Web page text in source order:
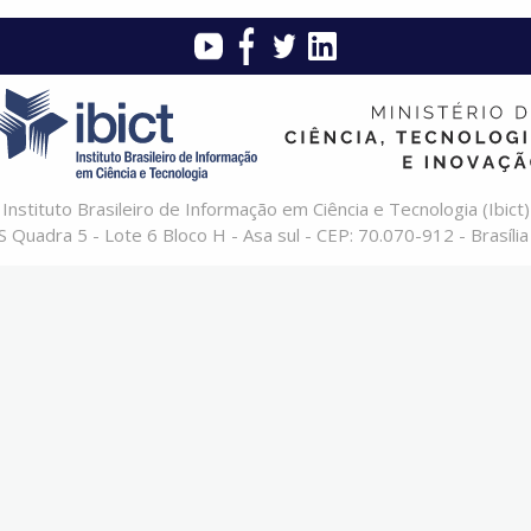
Instituto Brasileiro de Informação em Ciência e Tecnologia (Ibict)
Quadra 5 - Lote 6 Bloco H - Asa sul - CEP: 70.070-912 -